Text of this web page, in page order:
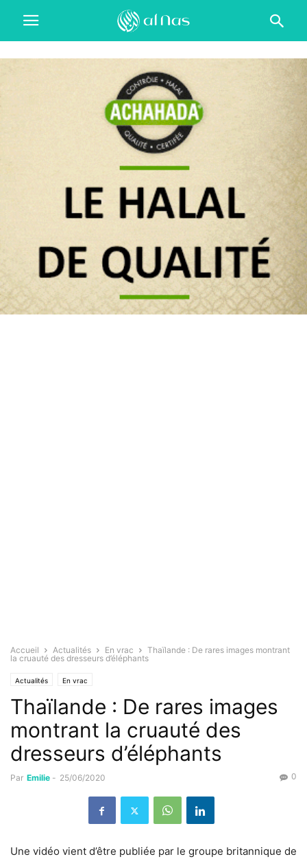
Accueil Actualités En vrac
Thaïlande : De rares images montrant
la cruauté des dresseurs d’éléphants
Actualités En vrac
Thaïlande : De rares images
montrant la cruauté des
dresseurs d’éléphants
Par Emilie - 25/06/2020 0
Une vidéo vient d’être publiée par le groupe britannique de